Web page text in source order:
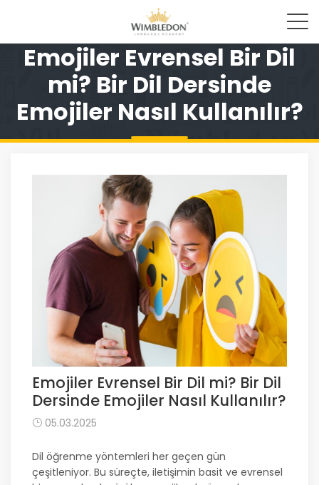
Emojiler Evrensel Bir Dil
mi? Bir Dil Dersinde
Emojiler Nasıl Kullanılır?
Emojiler Evrensel Bir Dil mi? Bir Dil
Dersinde Emojiler Nasıl Kullanılır?
05.03.2025
Dil öğrenme yöntemleri her geçen gün
çeşitleniyor. Bu süreçte, iletişimin basit ve evrensel